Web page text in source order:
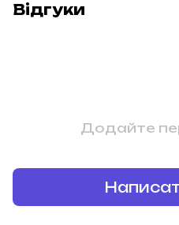
Відгуки
Додайте